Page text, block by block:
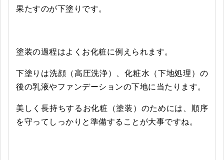
果たすのが下塗りです。
塗装の過程はよくお化粧に例えられます。
下塗りは洗顔（高圧洗浄）、化粧水（下地処理）の
後の乳液やファンデーションの下地に当たります。
美しく長持ちするお化粧（塗装）のためには、順序
を守ってしっかりと準備することが大事ですね。